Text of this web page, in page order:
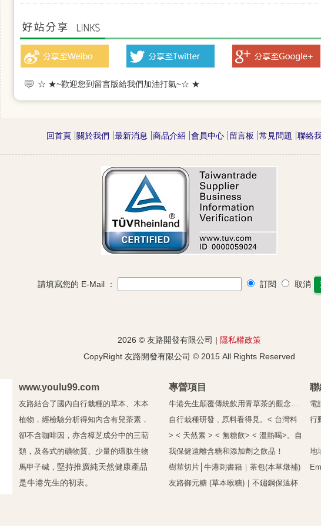
☆ ★~歡迎您到留言版給我們加油打氣~☆ ★
回首頁 關於我們 最新消息 商品介紹 會員中心 留言板 常見問題 聯絡
請填寫您的 E-Mail ： 訂閱 取消
2026 © 友路開發有限公司 | 隱私權政策
CopyRight 友路開發有限公司 © 2015 All Rights Reserved
www.youlu99.com
友路結合了國內自行栽種的草本、木本
植物，經檢驗分析得知內含有兒茶素，
卻不含咖啡因，亦含樟芝成分中的三萜
類，及各式的礦物質、少量的環肽生物
馬甲子碱， 堅持推廣純天然健康產品
是牛港先生的初衷。
專營項目
牛港先生顛覆傳統飲用青草茶的觀念…
自行栽種研發 , 原料看得見。 < 台灣料
> < 天然素 > < 無糖飲> < 溫熱喝>。 自
我保健遠離含糖和添加劑之飲品！
樹莖切片 牛港刺書籍｜ 茶包(本草燉補)
友路御元糖 (草本喉糖) ｜ 不鏽鋼保溫杯
聯
電
行
地